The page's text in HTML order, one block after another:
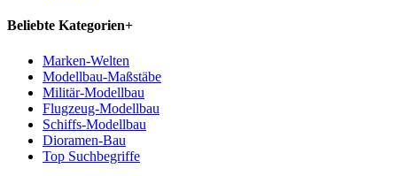
Beliebte Kategorien+
Marken-Welten
Modellbau-Maßstäbe
Militär-Modellbau
Flugzeug-Modellbau
Schiffs-Modellbau
Dioramen-Bau
Top Suchbegriffe